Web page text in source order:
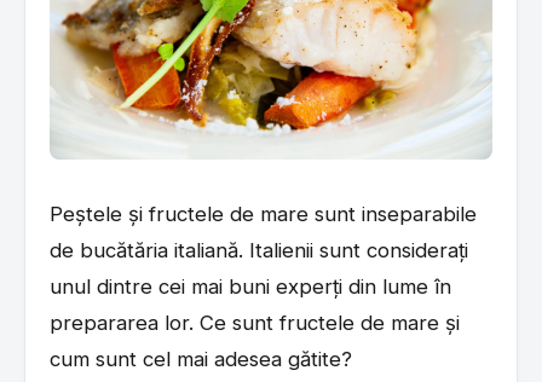
Peștele și fructele de mare sunt inseparabile
de bucătăria italiană. Italienii sunt considerați
unul dintre cei mai buni experți din lume în
prepararea lor. Ce sunt fructele de mare și
cum sunt cel mai adesea gătite?